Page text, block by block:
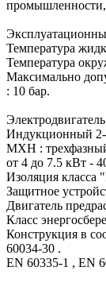
промышленности,
Температура
Температура
Максимально
: 10 бар.
Электродвигатель
Индукционный 2-
MXH :
от 4 до 7.5 кВт -
Изоляция класса
Защитное
Двигатель
Класс
Конструкция в
60034-30 .
EN 60335-1 , EN